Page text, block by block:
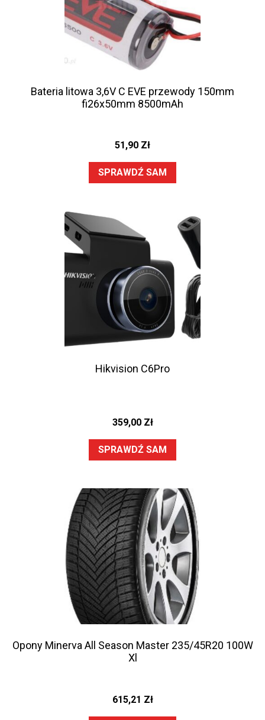
Bateria litowa 3,6V C EVE przewody 150mm
fi26x50mm 8500mAh
51,90 Zł
SPRAWDŹ SAM
Hikvision C6Pro
359,00 Zł
SPRAWDŹ SAM
Opony Minerva All Season Master 235/45R20 100W
Xl
615,21 Zł